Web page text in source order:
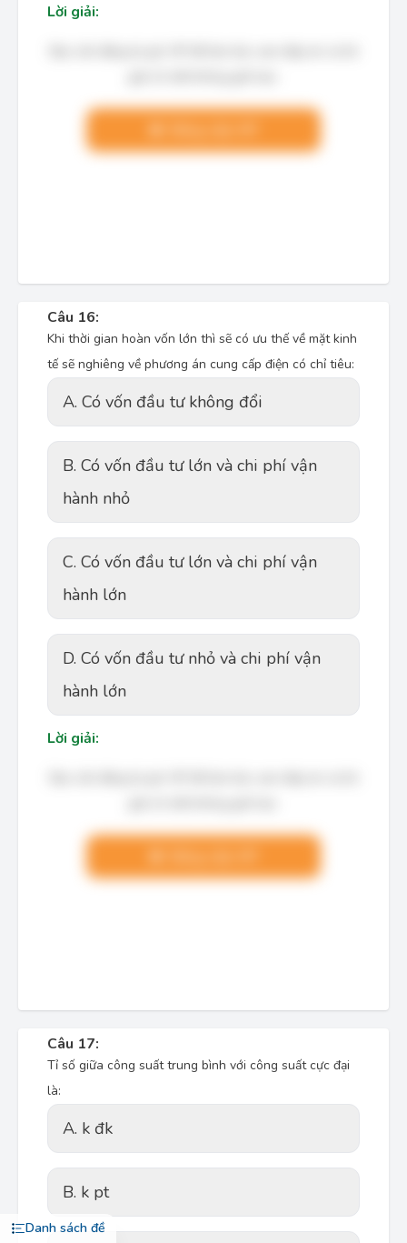
Danh sách đề
Lời giải:
Câu 16:
Khi thời gian hoàn vốn lớn thì sẽ có ưu thế về mặt kinh
tế sẽ nghiêng về phương án cung cấp điện có chỉ tiêu:
A. Có vốn đầu tư không đổi
B. Có vốn đầu tư lớn và chi phí vận
hành nhỏ
C. Có vốn đầu tư lớn và chi phí vận
hành lớn
D. Có vốn đầu tư nhỏ và chi phí vận
hành lớn
Lời giải:
Câu 17:
Tỉ số giữa công suất trung bình với công suất cực đại
là:
A. k đk
B. k pt